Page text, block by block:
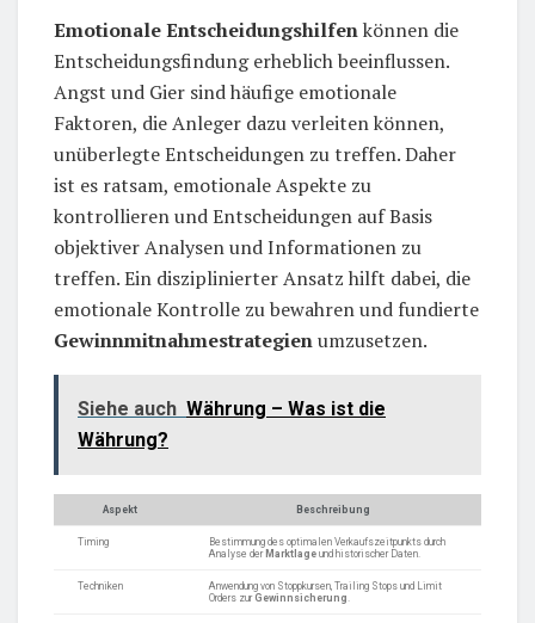
Emotionale Entscheidungshilfenkönnen die
Entscheidungsfindung erheblich beeinflussen.
Angst und Gier sind häufige emotionale
Faktoren, die Anleger dazu verleiten können,
unüberlegte Entscheidungen zu treffen. Daher
ist es ratsam, emotionale Aspekte zu
kontrollieren und Entscheidungen auf Basis
objektiver Analysen und Informationen zu
treffen. Ein disziplinierter Ansatz hilft dabei, die
emotionale Kontrolle zu bewahren und fundierte
Gewinnmitnahmestrategienumzusetzen.
Siehe auch Währung – Was ist die
Währung?
Aspekt Beschreibung
Timing
Bestimmung des optimalen Verkaufszeitpunkts durch
Analyse der Marktlage und historischer Daten.
Techniken
Anwendung von Stoppkursen, Trailing Stops und Limit
Orders zur Gewinnsicherung.